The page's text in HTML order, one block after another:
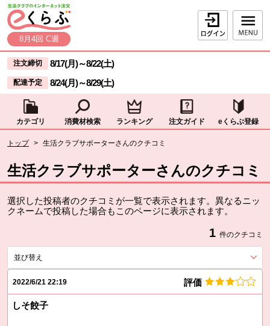
ページの先頭です。
本文へジャンプする。
8月4回 C週
ログイン
ここからサイト内共通メニューです。
サイト内共通メニューをスキップする
注文締切 8/17(月)～8/22(土)
配達予定 8/24(月)～8/29(土)
カテゴリ 消費材検索 ランキング 注文ガイド eくらぶ登録
トップ > 生活クラブサポーターさんのクチコミ
生活クラブサポーターさんのクチコミ
選択した投稿者のクチコミが一覧で表示されます。異なるニッ
クネームで投稿した場合もこのページに表示されます。
1 件のクチコミ
並び替え
2022/6/21 22:19 評価
しそ餃子